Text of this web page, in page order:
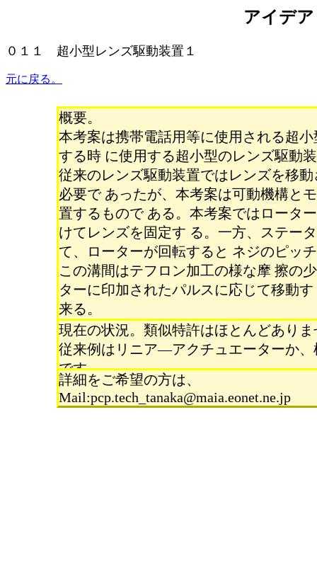
アイデ
０１１ 超小型レンズ駆動装置１
元に戻る。
概要。
本考案は携帯電話用等に使用される超
する時 に使用する超小型のレンズ駆動
従来のレンズ駆動装置ではレンズを移
必要で あったが、本考案は可動機構と
置するもので ある。本考案ではロータ
けてレンズを固定す る。一方、ステー
て、ローターが回転すると ネジのピッ
この溝間はテフロン加工の様な摩 擦の
ターに印加されたパルスに応じて移動
来る。
現在の状況。類似特許はほとんどありま
従来例はリニア―アクチュエーターか
です。
詳細をご希望の方は、
Mail:pcp.tech_tanaka@maia.eonet.ne.jp